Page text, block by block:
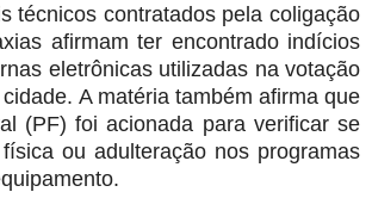
técnicos contratados pela coligação
afirmam ter encontrado indícios
eletrônicas utilizadas na votação
A matéria também afirma que
(PF) foi acionada para verificar se
ou adulteração nos programas